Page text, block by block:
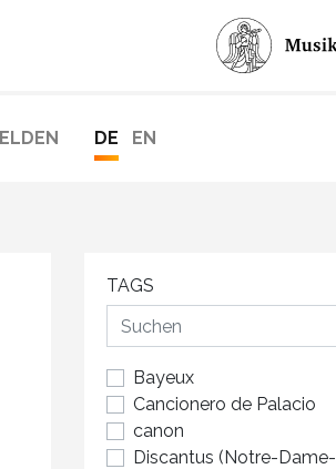
DE EN
TAGS
Bayeux
Cancionero de Palacio
canon
Discantus (Notre-Dame-